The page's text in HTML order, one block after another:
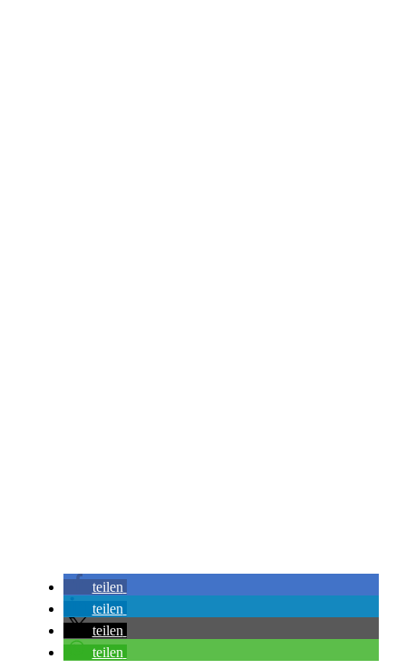
teilen
teilen
teilen
teilen